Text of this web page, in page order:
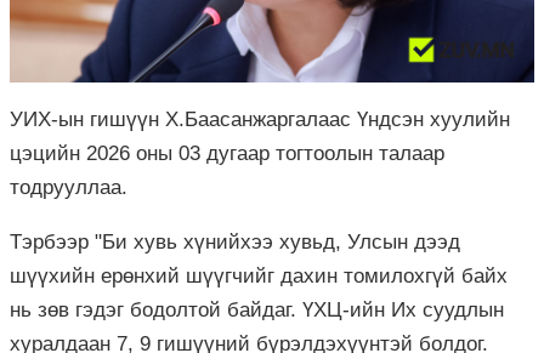
УИХ-ын гишүүн Х.Баасанжаргалаас Үндсэн хуулийн
цэцийн 2026 оны 03 дугаар тогтоолын талаар
тодрууллаа.
Тэрбээр "Би хувь хүнийхээ хувьд, Улсын дээд
шүүхийн ерөнхий шүүгчийг дахин томилохгүй байх
нь зөв гэдэг бодолтой байдаг. ҮХЦ-ийн Их суудлын
хуралдаан 7, 9 гишүүний бүрэлдэхүүнтэй болдог.